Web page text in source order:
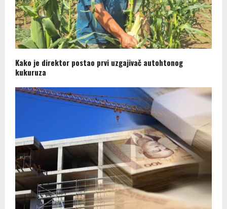
Kako je direktor postao prvi uzgajivač autohtonog
kukuruza